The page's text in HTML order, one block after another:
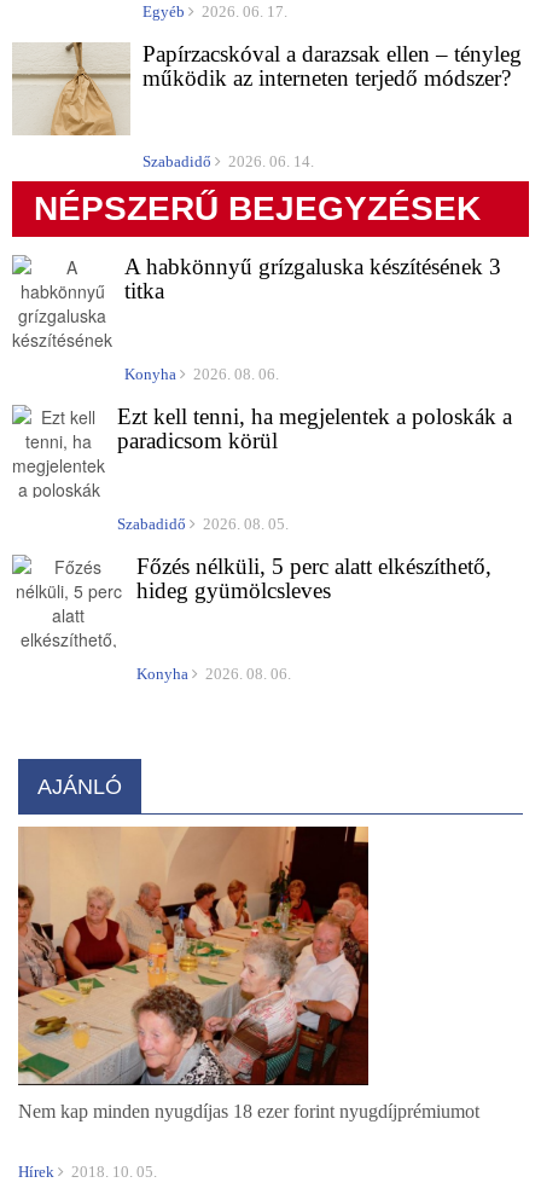
Egyéb 2026. 06. 17.
Papírzacskóval a darazsak ellen – tényleg
működik az interneten terjedő módszer?
Szabadidő 2026. 06. 14.
NÉPSZERŰ BEJEGYZÉSEK
A habkönnyű grízgaluska készítésének 3
titka
Konyha 2026. 08. 06.
Ezt kell tenni, ha megjelentek a poloskák a
paradicsom körül
Szabadidő 2026. 08. 05.
Főzés nélküli, 5 perc alatt elkészíthető,
hideg gyümölcsleves
Konyha 2026. 08. 06.
AJÁNLÓ
Nem kap minden nyugdíjas 18 ezer forint nyugdíjprémiumot
Hírek 2018. 10. 05.